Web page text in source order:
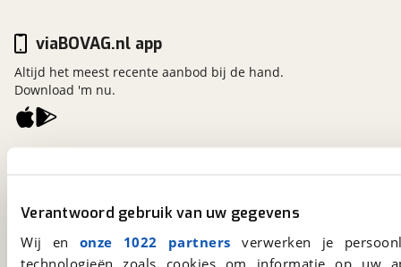
Verantwoord gebruik van uw gegevens
Wij en onze 1022 partners verwerken je
technologieën zoals cookies om informatie op
Een initiatief van
viaBOVAG.nl app
Altijd het meest recente aanbod bij de hand.
Download 'm nu.